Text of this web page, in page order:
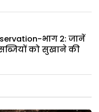
भाग 2: जानें
को सुखाने की